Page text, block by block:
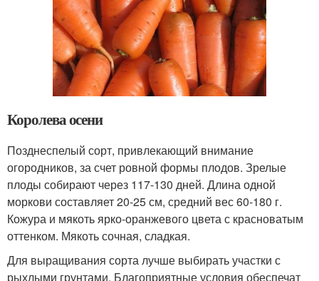
Королева осени
Позднеспелый сорт, привлекающий внимание
огородников, за счет ровной формы плодов. Зрелые
плоды собирают через 117-130 дней. Длина одной
моркови составляет 20-25 см, средний вес 60-180 г.
Кожура и мякоть ярко-оранжевого цвета с красноватым
оттенком. Мякоть сочная, сладкая.
Для выращивания сорта лучше выбирать участки с
рыхлыми грунтами. Благоприятные условия обеспечат